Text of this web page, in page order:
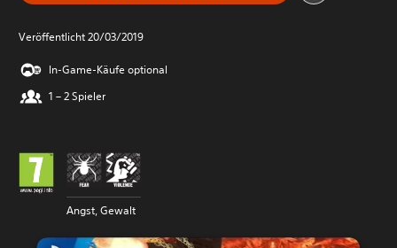
Veröffentlicht 20/03/2019
In-Game-Käufe optional
1 – 2 Spieler
Angst, Gewalt